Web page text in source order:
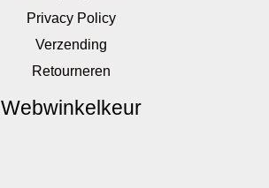
Privacy Policy
Verzending
Retourneren
Webwinkelkeur